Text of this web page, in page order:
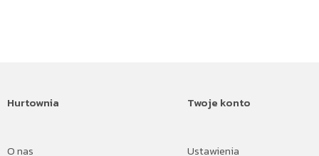
Hurtownia
O nas
Twoje konto
Ustawienia